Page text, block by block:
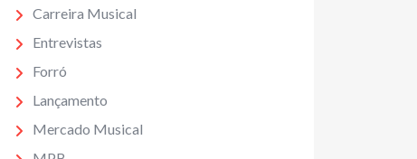
Carreira Musical
Entrevistas
Forró
Lançamento
Mercado Musical